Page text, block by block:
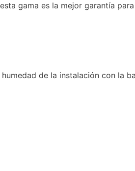
gama es la mejor garantía
de la instalación con la